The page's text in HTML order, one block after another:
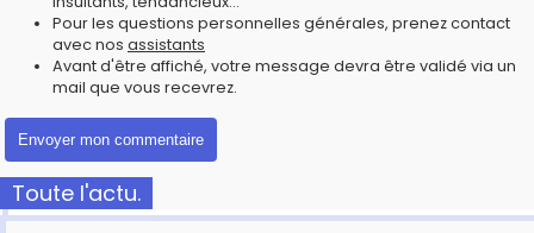
Pour les questions personnelles générales, prenez contact
avec nos assistants
Avant d'être affiché, votre message devra être validé via un
mail que vous recevrez.
Toute l'actu.